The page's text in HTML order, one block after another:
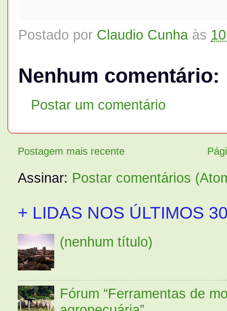
Postado por Claudio Cunha às
Nenhum comentário:
Postar um comentário
Postagem mais recente
Assinar: Postar comentários
+ LIDAS NOS ÚLTIMOS
(nenhum título)
Fórum “Ferramentas de